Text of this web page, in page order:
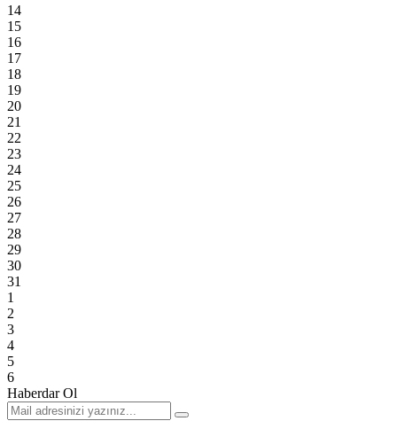
14
15
16
17
18
19
20
21
22
23
24
25
26
27
28
29
30
31
1
2
3
4
5
6
Haberdar Ol